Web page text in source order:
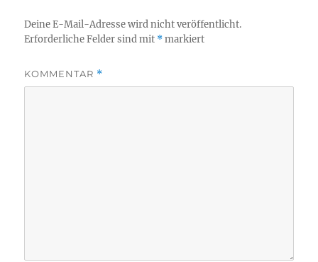
Deine E-Mail-Adresse wird nicht veröffentlicht.
Erforderliche Felder sind mit *markiert
KOMMENTAR *